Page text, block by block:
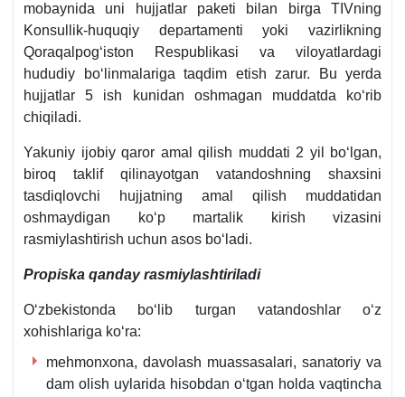
mobaynida uni hujjatlar paketi bilan birga TIVning
Konsullik-huquqiy departamenti yoki vazirlikning
Qoraqalpogʻiston Respublikasi va viloyatlardagi
hududiy boʻlinmalariga taqdim etish zarur. Bu yerda
hujjatlar 5 ish kunidan oshmagan muddatda koʻrib
chiqiladi.
Yakuniy ijobiy qaror amal qilish muddati 2 yil boʻlgan,
biroq taklif qilinayotgan vatandoshning shaхsini
tasdiqlovchi hujjatning amal qilish muddatidan
oshmaydigan koʻp martalik kirish vizasini
rasmiylashtirish uchun asos boʻladi.
Propiska qanday rasmiylashtiriladi
Oʻzbekistonda boʻlib turgan vatandoshlar oʻz
хohishlariga koʻra:
mehmonхona, davolash muassasalari, sanatoriy va
dam olish uylarida hisobdan oʻtgan holda vaqtincha